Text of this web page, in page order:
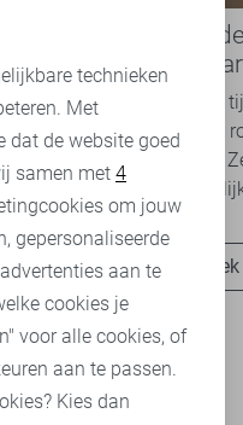
tot
de Boho
denken uit
Basics:
iedere
Basics zijn
belangrijke
garderobe.
technieken
Met
dat de website goed
samen met 4
om jouw
gepersonaliseerde
aan te
cookies je
voor alle cookies, of
aan te passen.
Kies dan